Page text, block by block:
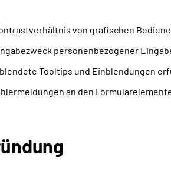
von grafischen
personenbezogener
Tooltips und Einblendungen
an den